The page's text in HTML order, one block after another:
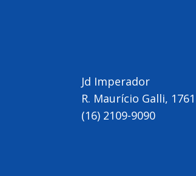
Jd Imperador
R. Maurício Galli, 1761
(16) 2109-9090